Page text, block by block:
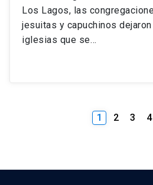
Los Lagos, las
jesuitas y capuchinos
iglesias que se…
1 2 3 4